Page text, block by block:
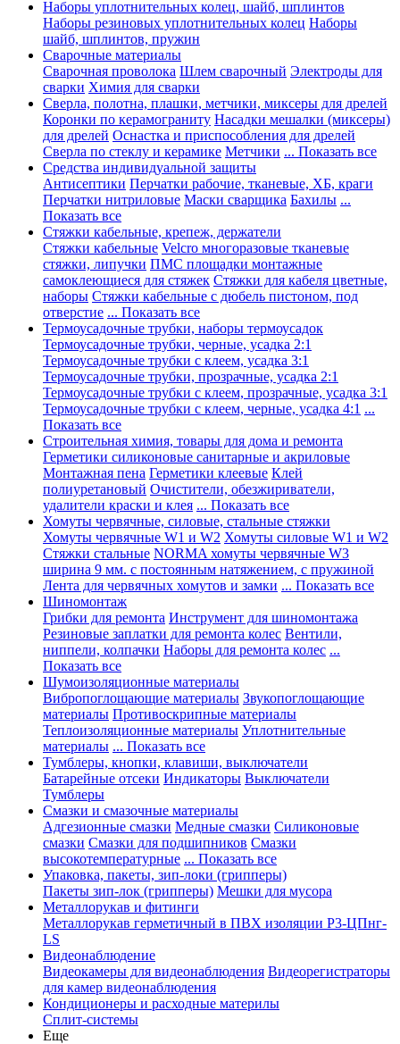
Наборы уплотнительных колец, шайб, шплинтов
Наборы резиновых уплотнительных колец Наборы
шайб, шплинтов, пружин
Сварочные материалы
Сварочная проволока Шлем сварочный Электроды для
сварки Химия для сварки
Сверла, полотна, плашки, метчики, миксеры для дрелей
Коронки по керамограниту Насадки мешалки (миксеры)
для дрелей Оснастка и приспособления для дрелей
Сверла по стеклу и керамике Метчики ... Показать все
Средства индивидуальной защиты
Антисептики Перчатки рабочие, тканевые, ХБ, краги
Перчатки нитриловые Маски сварщика Бахилы ...
Показать все
Стяжки кабельные, крепеж, держатели
Стяжки кабельные Velcro многоразовые тканевые
стяжки, липучки ПМС площадки монтажные
самоклеющиеся для стяжек Стяжки для кабеля цветные,
наборы Стяжки кабельные с дюбель пистоном, под
отверстие ... Показать все
Термоусадочные трубки, наборы термоусадок
Термоусадочные трубки, черные, усадка 2:1
Термоусадочные трубки с клеем, усадка 3:1
Термоусадочные трубки, прозрачные, усадка 2:1
Термоусадочные трубки с клеем, прозрачные, усадка 3:1
Термоусадочные трубки с клеем, черные, усадка 4:1 ...
Показать все
Строительная химия, товары для дома и ремонта
Герметики силиконовые санитарные и акриловые
Монтажная пена Герметики клеевые Клей
полиуретановый Очистители, обезжириватели,
удалители краски и клея ... Показать все
Хомуты червячные, силовые, стальные стяжки
Хомуты червячные W1 и W2 Хомуты силовые W1 и W2
Стяжки стальные NORMA хомуты червячные W3
ширина 9 мм. с постоянным натяжением, с пружиной
Лента для червячных хомутов и замки ... Показать все
Шиномонтаж
Грибки для ремонта Инструмент для шиномонтажа
Резиновые заплатки для ремонта колес Вентили,
ниппели, колпачки Наборы для ремонта колес ...
Показать все
Шумоизоляционные материалы
Вибропоглощающие материалы Звукопоглощающие
материалы Противоскрипные материалы
Теплоизоляционные материалы Уплотнительные
материалы ... Показать все
Тумблеры, кнопки, клавиши, выключатели
Батарейные отсеки Индикаторы Выключатели
Тумблеры
Смазки и смазочные материалы
Адгезионные смазки Медные смазки Силиконовые
смазки Смазки для подшипников Смазки
высокотемпературные ... Показать все
Упаковка, пакеты, зип-локи (грипперы)
Пакеты зип-лок (грипперы) Мешки для мусора
Металлорукав и фитинги
Металлорукав герметичный в ПВХ изоляции Р3-ЦПнг-
LS
Видеонаблюдение
Видеокамеры для видеонаблюдения Видеорегистраторы
для камер видеонаблюдения
Кондиционеры и расходные материлы
Сплит-системы
Еще